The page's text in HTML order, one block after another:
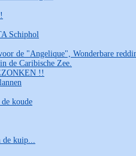
Schiphol
de "Angelique", Wonderbare
de Caribische Zee.
!!
koude
de kuip...